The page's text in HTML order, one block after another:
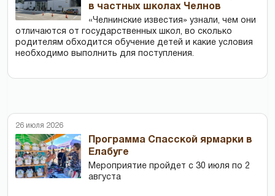
в частных школах Челнов
«Челнинские известия» узнали, чем они
отличаются от государственных школ, во сколько
родителям обходится обучение детей и какие условия
необходимо выполнить для поступления.
26 июля 2026
Программа Спасской ярмарки в
Елабуге
Мероприятие пройдет с 30 июля по 2
августа